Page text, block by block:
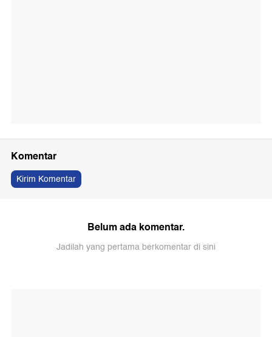
Komentar
Kirim Komentar
Belum ada komentar.
Jadilah yang pertama berkomentar di sini